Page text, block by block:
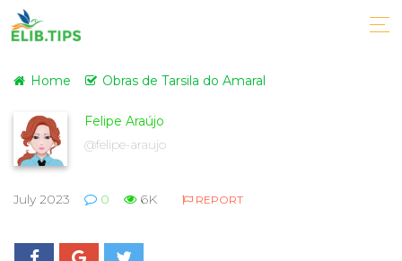
Home Obras de Tarsila do Amaral
Felipe Araújo
@felipe-araujo
July 2023 0 6K REPORT